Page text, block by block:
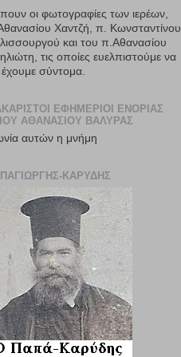
οι φωτογραφίες των ιερέων,
Χαντζή, π. Κωνσταντίνου
και του π.Αθανασίου
τις οποίες ευελπιστούμε να
έχουμε σύντομα.
ΕΦΗΜΈΡΙΟΙ ΕΝΟΡΊΑΣ
ΑΘΑΝΑΣΊΟΥ ΒΑΛΎΡΑΣ
αυτών η μνήμη
ΚΑΡΎΔΗΣ